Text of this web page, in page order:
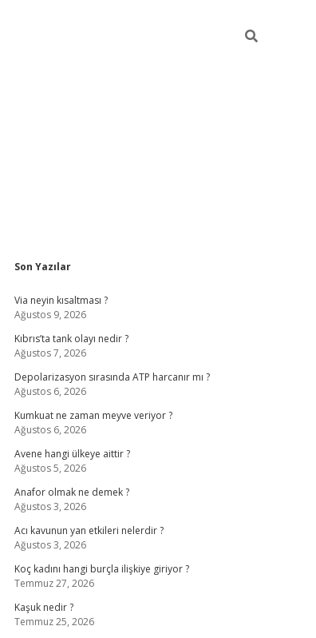
Sidebar
Son Yazılar
Via neyin kısaltması ?
Ağustos 9, 2026
Kıbrıs’ta tank olayı nedir ?
Ağustos 7, 2026
Depolarizasyon sırasında ATP harcanır mı ?
Ağustos 6, 2026
Kumkuat ne zaman meyve veriyor ?
Ağustos 6, 2026
Avene hangi ülkeye aittir ?
Ağustos 5, 2026
Anafor olmak ne demek ?
Ağustos 3, 2026
Acı kavunun yan etkileri nelerdir ?
Ağustos 3, 2026
Koç kadını hangi burçla ilişkiye giriyor ?
Temmuz 27, 2026
Kaşuk nedir ?
Temmuz 25, 2026